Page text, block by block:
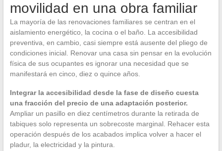
movilidad en una obra familiar
La mayoría de las renovaciones familiares se centran en el
aislamiento energético, la cocina o el baño. La accesibilidad
preventiva, en cambio, casi siempre está ausente del pliego de
condiciones inicial. Renovar una casa sin pensar en la evolución
física de sus ocupantes es ignorar una necesidad que se
manifestará en cinco, diez o quince años.
Integrar la accesibilidad desde la fase de diseño cuesta
una fracción del precio de una adaptación posterior.
Ampliar un pasillo en diez centímetros durante la retirada de
tabiques solo representa un sobrecoste marginal. Rehacer esta
operación después de los acabados implica volver a hacer el
pladur, la electricidad y la pintura.